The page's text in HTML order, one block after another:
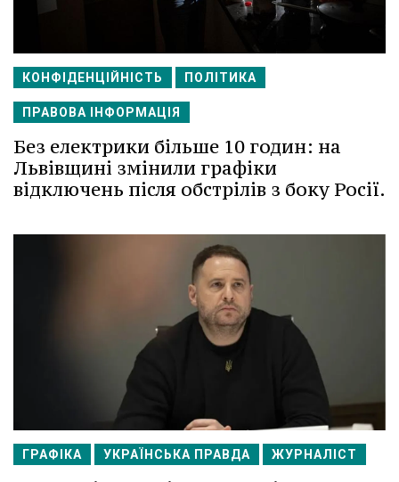
КОНФІДЕНЦІЙНІСТЬ ПОЛІТИКА
ПРАВОВА ІНФОРМАЦІЯ
Без електрики більше 10 годин: на
Львівщині змінили графіки
відключень після обстрілів з боку Росії.
ГРАФІКА УКРАЇНСЬКА ПРАВДА ЖУРНАЛІСТ